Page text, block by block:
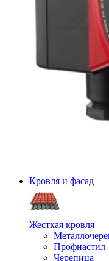
Кровля и фасад
Жесткая кровля
Профнастил
Черепица